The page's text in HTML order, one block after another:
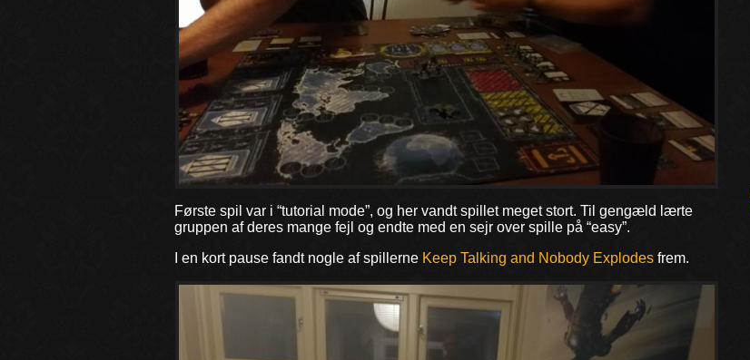
Første spil var i “tutorial mode”, og her vandt spillet meget stort. Til gengæld lærte
gruppen af deres mange fejl og endte med en sejr over spille på “easy”.
I en kort pause fandt nogle af spillerne Keep Talking and Nobody Explodes frem.